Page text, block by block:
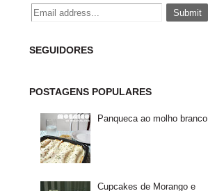
SEGUIDORES
POSTAGENS POPULARES
Panqueca ao molho branco
Cupcakes de Morango e